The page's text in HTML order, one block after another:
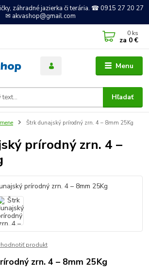
záhradné jazierka či terária. ☎ 0915 27 20 27
✉ akvashop@gmail.com
Menu
Hľadať
0 ks
za 0 €
Štrk dunajský prírodný zrn. 4 – 8mm 25Kg
prírodný zrn. 4 –
produkt
zrn. 4 – 8mm 25Kg